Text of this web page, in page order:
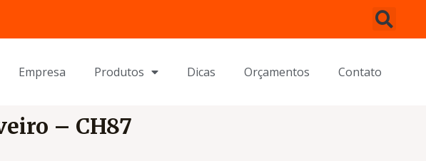
Empresa Produtos Dicas Orçamentos Contato
– CH87